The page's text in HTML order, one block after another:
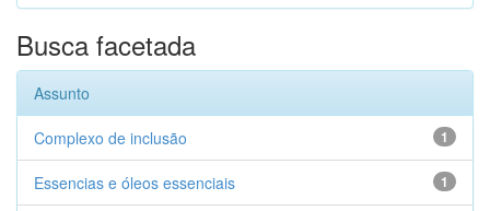
Busca facetada
Assunto
1
Complexo de inclusão
1
Essencias e óleos essenciais